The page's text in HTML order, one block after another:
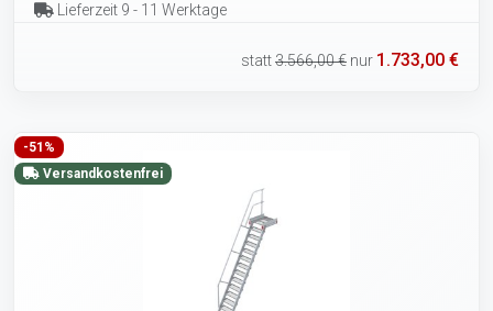
Lieferzeit 9 - 11 Werktage
statt3.566,00 € nur 1.733,00 €
-51%
Versandkostenfrei